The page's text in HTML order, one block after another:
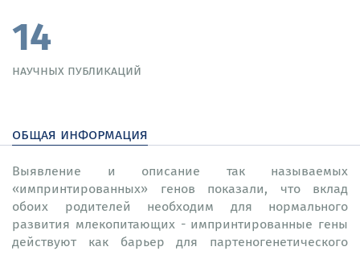
14
научных публикаций
общая информация
Выявление и описание так называемых
«импринтированных» генов показали, что вклад
обоих родителей необходим для нормального
развития млекопитающих - импринтированные гены
действуют как барьер для партеногенетического